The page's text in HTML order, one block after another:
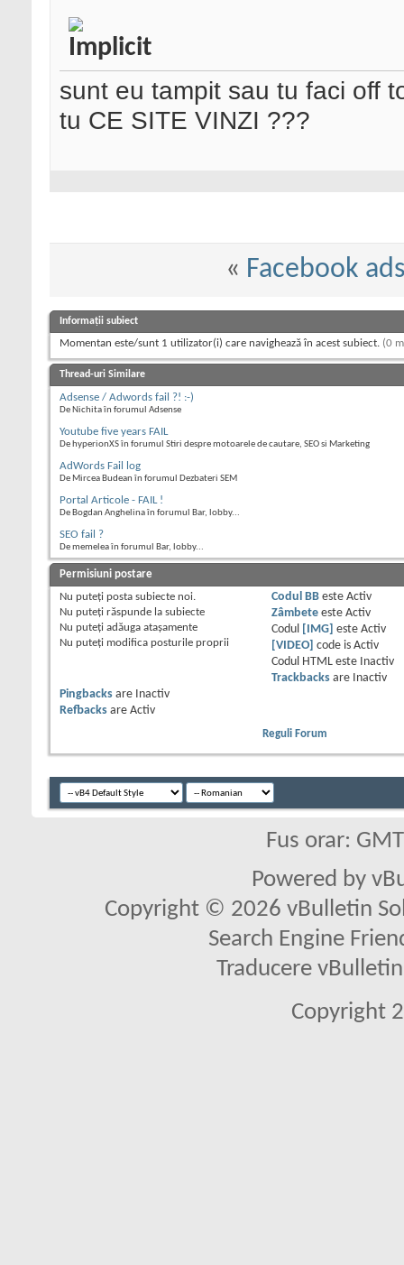
sunt eu tampit sau tu faci off
tu CE SITE VINZI ???
« Facebook
Informații subiect
Momentan este/sunt 1 utilizator(i) care navighează în acest subiect. (0
Thread-uri Similare
Adsense / Adwords fail ?! :-)
De Nichita în forumul Adsense
Youtube five years FAIL
De hyperionXS în forumul Stiri despre motoarele de cautare, SEO si Marketing
AdWords Fail log
De Mircea Budean în forumul Dezbateri SEM
Portal Articole - FAIL !
De Bogdan Anghelina în forumul Bar, lobby...
SEO fail ?
De memelea în forumul Bar, lobby...
Permisiuni postare
Nu puteţi posta subiecte noi.
Nu puteţi răspunde la subiecte
Nu puteţi adăuga ataşamente
Nu puteţi modifica posturile proprii
Codul BBeste Activ
Zâmbeteeste Activ
Codul
[IMG] este Activ
[VIDEO]
code is Activ
Codul HTML este
Inactiv
Trackbacksare
Inactiv
Pingbacks are
Inactiv
Refbacks are Activ
Reguli Forum
Fus orar:
Powered by
Copyright © 2026 vBulletin
Search Engine
Traducere
Copyright